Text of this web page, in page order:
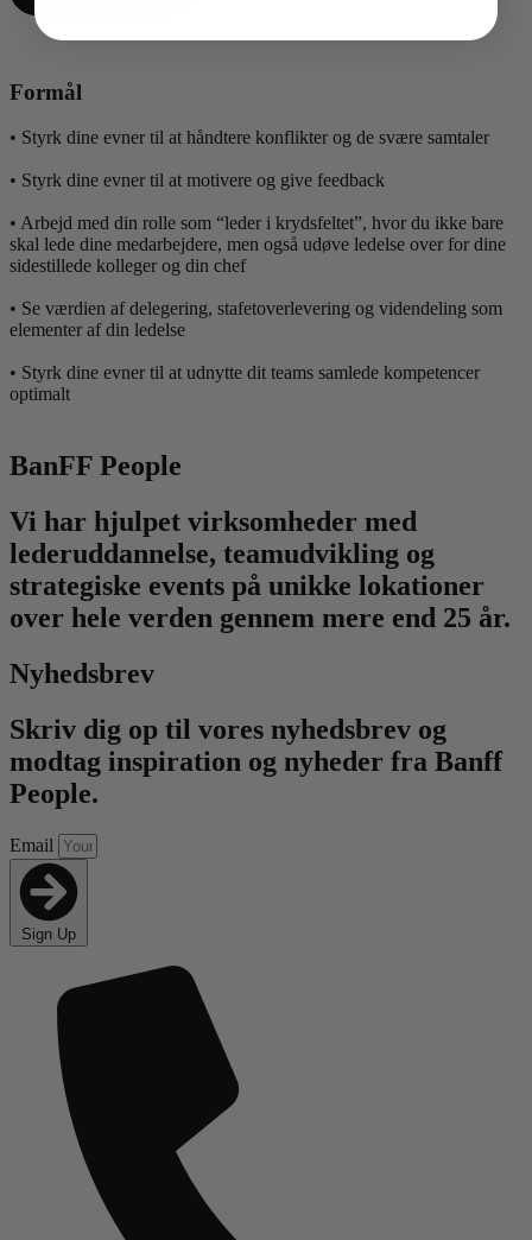
Formål
• Styrk dine evner til at håndtere konflikter og de svære samtaler
• Styrk dine evner til at motivere og give feedback
• Arbejd med din rolle som “leder i krydsfeltet”, hvor du ikke bare
skal lede dine medarbejdere, men også udøve ledelse over for dine
sidestillede kolleger og din chef
• Se værdien af delegering, stafetoverlevering og videndeling som
elementer af din ledelse
• Styrk dine evner til at udnytte dit teams samlede kompetencer
optimalt
BanFF People
Vi har hjulpet virksomheder med
lederuddannelse, teamudvikling og
strategiske events på unikke lokationer
over hele verden gennem mere end 25 år.
Nyhedsbrev
Skriv dig op til vores nyhedsbrev og
modtag inspiration og nyheder fra Banff
People.
Email
Sign Up